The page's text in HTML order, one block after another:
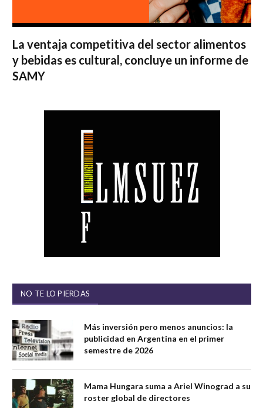
La ventaja competitiva del sector alimentos
y bebidas es cultural, concluye un informe de
SAMY
NO TE LO PIERDAS
Más inversión pero menos anuncios: la
publicidad en Argentina en el primer
semestre de 2026
Mama Hungara suma a Ariel Winograd a su
roster global de directores